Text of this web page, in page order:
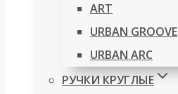
ART
URBAN GROOVE
URBAN ARC
РУЧКИ КРУГЛЫЕ